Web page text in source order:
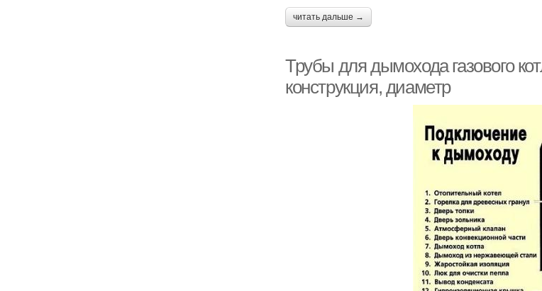
читать дальше →
Трубы для дымохода газового
конструкция, диаметр